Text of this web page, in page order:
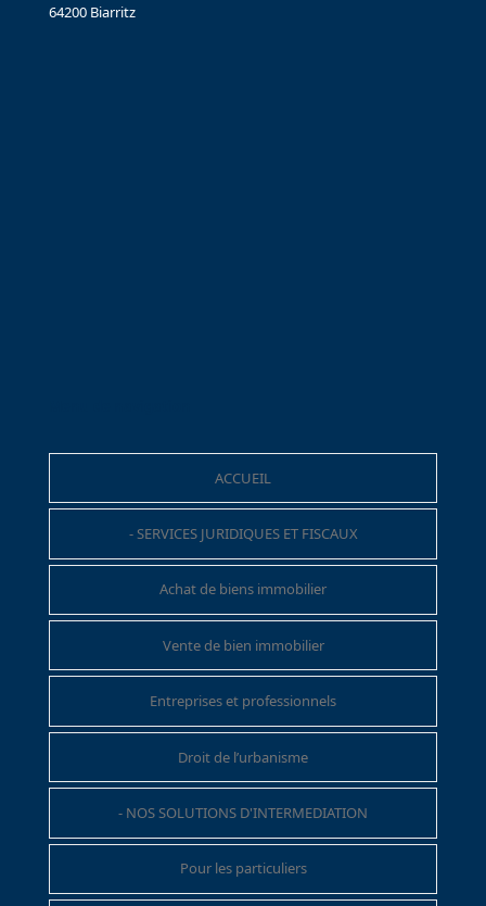
64200 Biarritz
ACCUEIL
- SERVICES JURIDIQUES ET FISCAUX
Achat de biens immobilier
Vente de bien immobilier
Entreprises et professionnels
Droit de l’urbanisme
- NOS SOLUTIONS D'INTERMEDIATION
Pour les particuliers